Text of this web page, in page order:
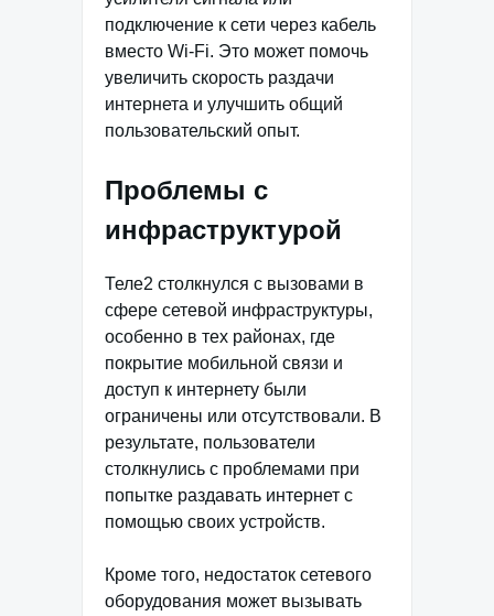
подключение к сети через кабель
вместо Wi-Fi. Это может помочь
увеличить скорость раздачи
интернета и улучшить общий
пользовательский опыт.
Проблемы с
инфраструктурой
Теле2 столкнулся с вызовами в
сфере сетевой инфраструктуры,
особенно в тех районах, где
покрытие мобильной связи и
доступ к интернету были
ограничены или отсутствовали. В
результате, пользователи
столкнулись с проблемами при
попытке раздавать интернет с
помощью своих устройств.
Кроме того, недостаток сетевого
оборудования может вызывать